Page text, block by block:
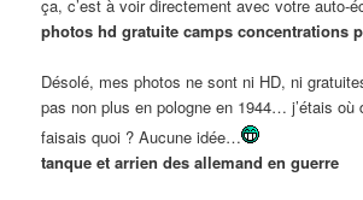
ça, c’est à voir directement avec votre auto-
photos hd gratuite camps concentrations
Désolé, mes photos ne sont ni HD, ni
pas non plus en pologne en 1944… j’étais où
faisais quoi ? Aucune idée…
tanque et arrien des allemand en guerre